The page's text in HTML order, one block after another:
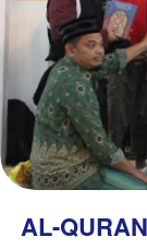
AL-